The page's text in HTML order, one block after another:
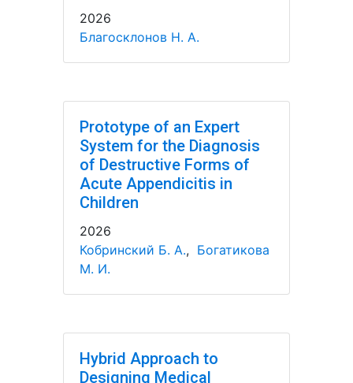
2026
Благосклонов Н. А.
Prototype of an Expert
System for the Diagnosis
of Destructive Forms of
Acute Appendicitis in
Children
2026
Кобринский Б. А., Богатикова
М. И.
Hybrid Approach to
Designing Medical